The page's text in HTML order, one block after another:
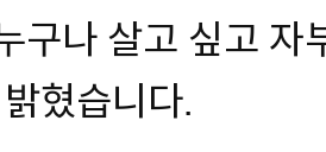
구나 살고 싶고 자
혔습니다.